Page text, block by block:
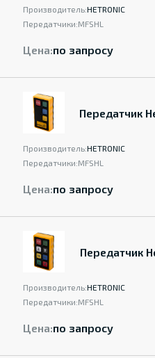
Производитель:HETRONIC
Передатчики:MFSHL
Цена:по запросу
Передатчик
Производитель:HETRONIC
Передатчики:MFSHL
Цена:по запросу
Передатчик
Производитель:HETRONIC
Передатчики:MFSHL
Цена:по запросу